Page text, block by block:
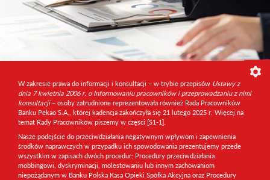
W zakresie prawa do informacji i konsultacji – w trybie przepisów Ustawy z
dnia 7 kwietnia 2006 r. o Informowaniu pracowników i przeprowadzaniu z nimi
konsultacji– osoby zatrudnione reprezentowała również Rada Pracowników
Banku Pekao S.A., której kadencja zakończyła się 21 lutego 2025 r. Więcej na
temat Rady Pracowników piszemy w części [S1-1]
Nasze podejście do przeciwdziałania negatywnym wpływom i zapewnienia
środków naprawczych w przypadku ich spowodowania prezentujemy przede
wszystkim w zapisach dwóch procedur: Procedury przeciwdziałania
mobbingowi, dyskryminacji, molestowaniu lub innym zachowaniom
niepożądanym w Banku Polska Kasa Opieki Spółka Akcyjna oraz Procedury